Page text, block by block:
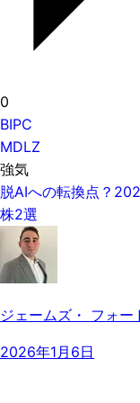
0
BIPC
MDLZ
強気
脱AIへの転換点？
株2選
ジェームズ・ フォー
2026年1月6日